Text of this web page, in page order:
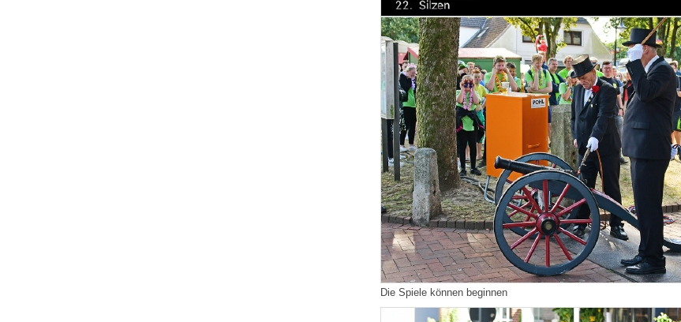
Die Spiele können beginnen